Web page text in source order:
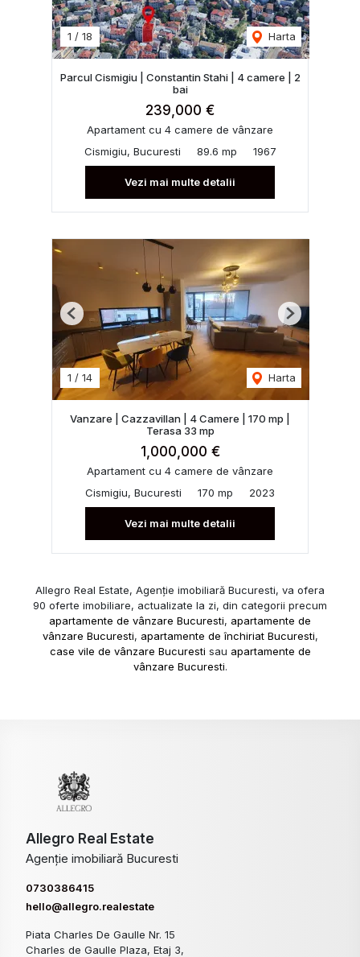
1 / 18 Harta
Parcul Cismigiu | Constantin Stahi | 4 camere | 2
bai
239,000 €
Apartament cu 4 camere de vânzare
Cismigiu, Bucuresti
89.6 mp 1967
Vezi mai multe detalii
1 / 14 Harta
Previous Next
Vanzare | Cazzavillan | 4 Camere | 170 mp |
Terasa 33 mp
1,000,000 €
Apartament cu 4 camere de vânzare
Cismigiu, Bucuresti
170 mp 2023
Vezi mai multe detalii
Allegro Real Estate, Agenție imobiliară Bucuresti, va ofera
90 oferte imobiliare, actualizate la zi, din categorii precum
apartamente de vânzare Bucuresti, apartamente de
vânzare Bucuresti, apartamente de închiriat Bucuresti,
case vile de vânzare Bucuresti sau apartamente de
vânzare Bucuresti.
Allegro Real Estate
Agenție imobiliară Bucuresti
0730386415
hello@allegro.realestate
Piata Charles De Gaulle Nr. 15
Charles de Gaulle Plaza, Etaj 3,